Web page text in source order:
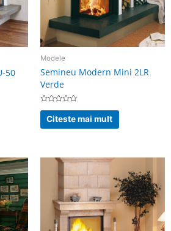
50
Modele
Semineu Modern Mini 2LR
Verde
Evaluat
din
Citeste mai mult